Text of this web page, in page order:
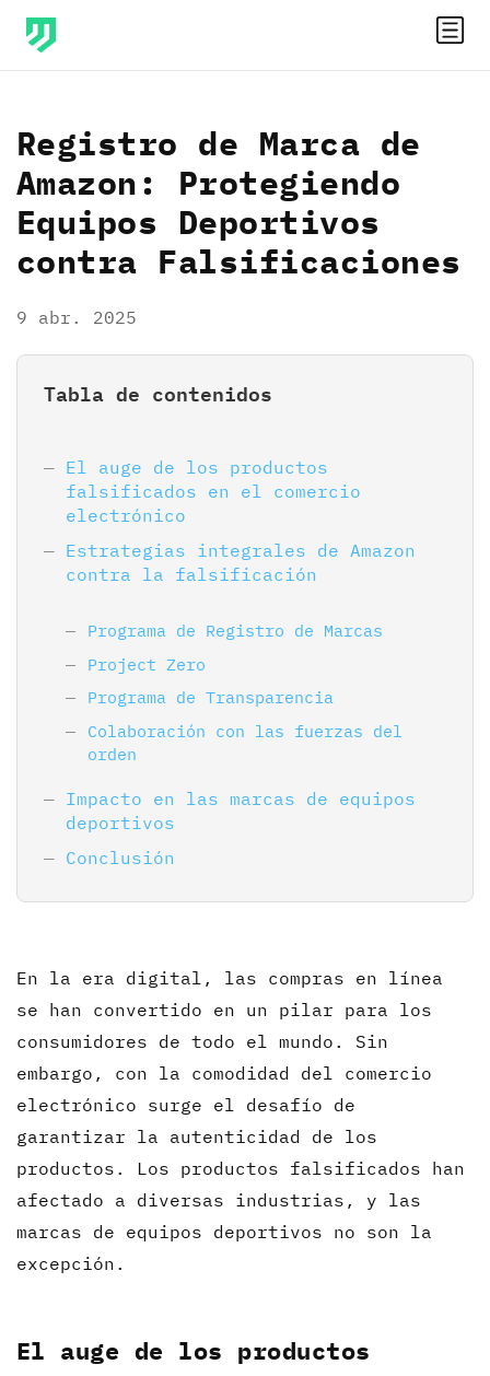
Registro de Marca de
Amazon: Protegiendo
Equipos Deportivos
contra Falsificaciones
9 abr. 2025
Tabla de contenidos
El auge de los productos
falsificados en el comercio
electrónico
Estrategias integrales de Amazon
contra la falsificación
Programa de Registro de Marcas
Project Zero
Programa de Transparencia
Colaboración con las fuerzas del
orden
Impacto en las marcas de equipos
deportivos
Conclusión
En la era digital, las compras en línea
se han convertido en un pilar para los
consumidores de todo el mundo. Sin
embargo, con la comodidad del comercio
electrónico surge el desafío de
garantizar la autenticidad de los
productos. Los productos falsificados han
afectado a diversas industrias, y las
marcas de equipos deportivos no son la
excepción.
El auge de los productos